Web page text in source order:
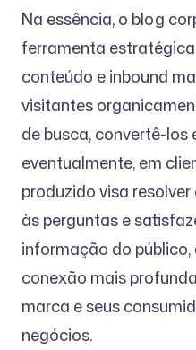
FAQ
Contato
Entrar Cadastrar-se
Siga-nos
Na essência, o blog
ferramenta
conteúdo e inbound
visitantes
de busca, convertê-los
eventualmente, em
produzido visa
às perguntas e
informação do
conexão mais
marca e seus
negócios.